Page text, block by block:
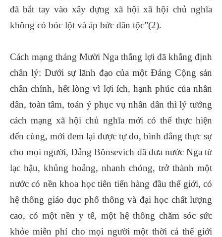
đã bắt tay vào xây dựng xã hội xã hội chủ nghĩa
không có bóc lột và áp bức dân tộc”(2).
Cách mạng tháng Mười Nga thắng lợi đã khẳng định
chân lý: Dưới sự lãnh đạo của một Đảng Cộng sản
chân chính, hết lòng vì lợi ích, hạnh phúc của nhân
dân, toàn tâm, toán ý phục vụ nhân dân thì lý tưởng
cách mạng xã hội chủ nghĩa mới có thể thực hiện
đến cùng, mới đem lại được tự do, bình đẳng thực sự
cho mọi người, Đảng Bônsevich đã đưa nước Nga từ
lạc hậu, khủng hoảng, nhanh chóng, trở thành một
nước có nền khoa học tiên tiến hàng đầu thế giới, có
hệ thống giáo dục phổ thông và đại học chất lượng
cao, có một nền y tế, một hệ thống chăm sóc sức
khỏe miễn phí cho mọi người một thời cả thế giới